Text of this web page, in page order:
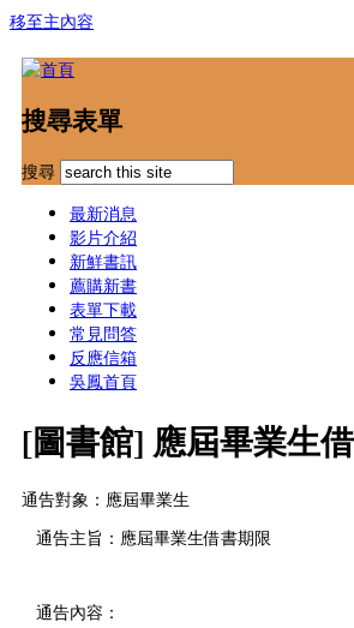
移至主內容
搜尋表單
搜尋
最新消息
影片介紹
新鮮書訊
薦購新書
表單下載
常見問答
反應信箱
吳鳳首頁
[圖書館] 應屆畢業生
通告對象：應屆畢業生
通告主旨：應屆畢業生借書期限
通告內容：